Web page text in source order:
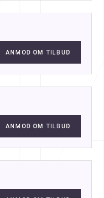
ANMOD OM TILBUD
ANMOD OM TILBUD